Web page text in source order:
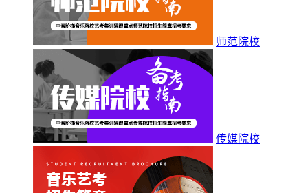
师范院校
传媒院校